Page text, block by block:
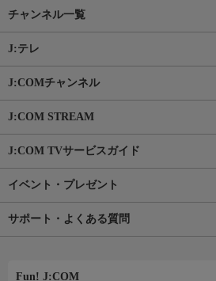
チャンネル一覧
J:テレ
J:COMチャンネル
J:COM STREAM
J:COM TVサービスガイド
イベント・プレゼント
サポート・よくある質問
Fun! J:COM